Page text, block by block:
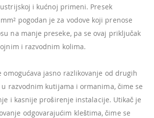
i kućnoj primeni. Presek
pogodan je za vodove koji prenose
na manje preseke, pa se ovaj priključak
i razvodnim kolima.
omogućava jasno razlikovanje od drugih
razvodnim kutijama i ormanima, čime se
i kasnije proširenje instalacije. Utikač je
odgovarajućim kleštima, čime se